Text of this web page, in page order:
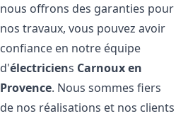
nous offrons des garanties pour
nos travaux, vous pouvez avoir
confiance en notre équipe
d'électriciens Carnoux en
Provence. Nous sommes fiers
de nos réalisations et nos clients